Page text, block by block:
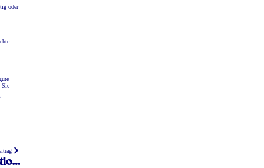
oder
Sie